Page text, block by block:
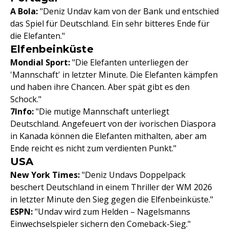
A Bola:"Deniz Undav kam von der Bank und entschied
das Spiel für Deutschland. Ein sehr bitteres Ende für
die Elefanten."
Elfenbeinküste
Mondial Sport:"Die Elefanten unterliegen der
'Mannschaft' in letzter Minute. Die Elefanten kämpfen
und haben ihre Chancen. Aber spät gibt es den
Schock."
7Info:"Die mutige Mannschaft unterliegt
Deutschland. Angefeuert von der ivorischen Diaspora
in Kanada können die Elefanten mithalten, aber am
Ende reicht es nicht zum verdienten Punkt."
USA
New York Times:"Deniz Undavs Doppelpack
beschert Deutschland in einem Thriller der WM 2026
in letzter Minute den Sieg gegen die Elfenbeinküste."
ESPN:"Undav wird zum Helden – Nagelsmanns
Einwechselspieler sichern den Comeback-Sieg."